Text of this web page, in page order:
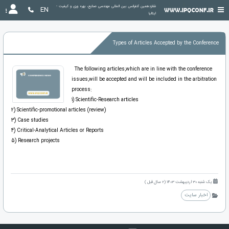
ایتالیا
EN
Types of Articles Accepted by the Conference
The following articles,which are in line with the conference
issues,will be accepted and will be included in the arbitration
process:
1) Scientific-Research articles
2) Scientific-promotional articles (review)
3) Case studies
4) Critical-Analytical Articles or Reports
5) Research projects
یک شنبه 30 اردیبهشت 1403 (2 سال قبل )
اخبار سایت